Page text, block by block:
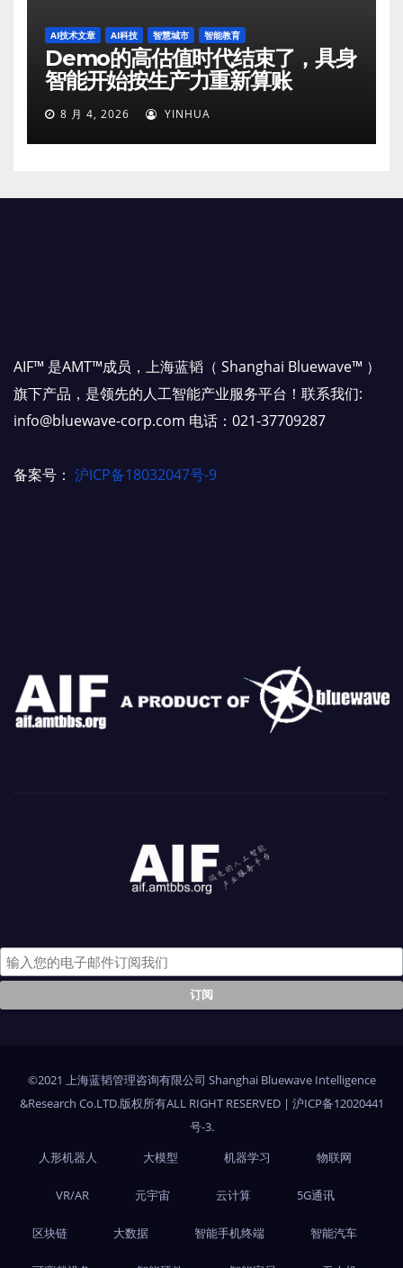
AI技术文章 AI科技 智慧城市 智能教育
Demo的高估值时代结束了，具身
智能开始按生产力重新算账
8 月 4, 2026 YINHUA
AIF™ 是AMT™成员，上海蓝韬（ Shanghai Bluewave™ ）
旗下产品，是领先的人工智能产业服务平台！联系我们:
info@bluewave-corp.com 电话：021-37709287
备案号： 沪ICP备18032047号-9
©2021 上海蓝韬管理咨询有限公司 Shanghai Bluewave Intelligence
&Research Co.LTD.版权所有ALL RIGHT RESERVED | 沪ICP备12020441
号-3.
人形机器人
大模型 机器学习 物联网
VR/AR 元宇宙 云计算 5G通讯
区块链 大数据 智能手机终端 智能汽车